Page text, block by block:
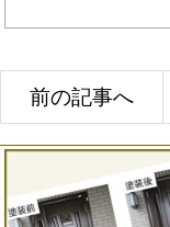
前の記事へ